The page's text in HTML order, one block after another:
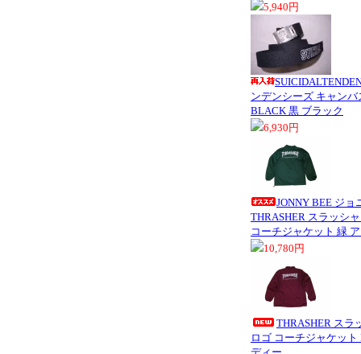
5,940円
ンデンシーズ キャン
BLACK 黒 ブラック
6,930円
JONNY BEE ジョ
THRASHER スラッシ
コーチジャケット 緑
10,780円
THRASHER スラ
ロゴ コーチジャケッ